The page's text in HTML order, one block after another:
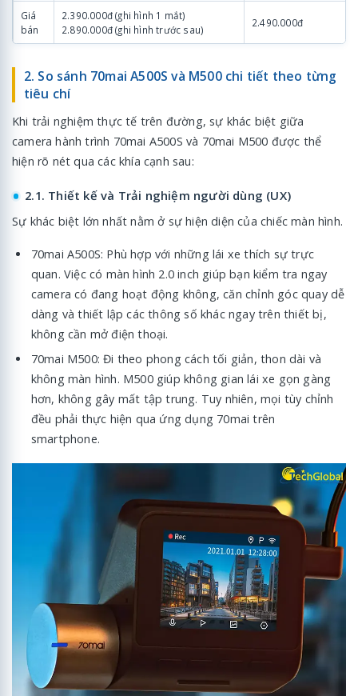
Giá
bán
2.390.000đ (ghi hình 1 mắt)
2.890.000đ (ghi hình trước sau)
2.490.000đ
2. So sánh 70mai A500S và M500 chi tiết theo từng
tiêu chí
Khi trải nghiệm thực tế trên đường, sự khác biệt giữa
camera hành trình 70mai A500S và 70mai M500 được thể
hiện rõ nét qua các khía cạnh sau:
2.1. Thiết kế và Trải nghiệm người dùng (UX)
Sự khác biệt lớn nhất nằm ở sự hiện diện của chiếc màn hình.
70mai A500S: Phù hợp với những lái xe thích sự trực
quan. Việc có màn hình 2.0 inch giúp bạn kiểm tra ngay
camera có đang hoạt động không, căn chỉnh góc quay dễ
dàng và thiết lập các thông số khác ngay trên thiết bị,
không cần mở điện thoại.
70mai M500: Đi theo phong cách tối giản, thon dài và
không màn hình. M500 giúp không gian lái xe gọn gàng
hơn, không gây mất tập trung. Tuy nhiên, mọi tùy chỉnh
đều phải thực hiện qua ứng dụng 70mai trên
smartphone.